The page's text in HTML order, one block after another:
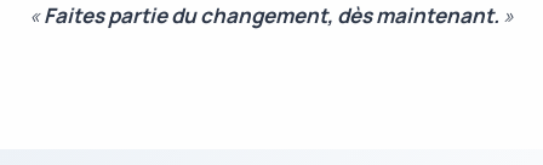
«Faites partie du changement, dès maintenant. »